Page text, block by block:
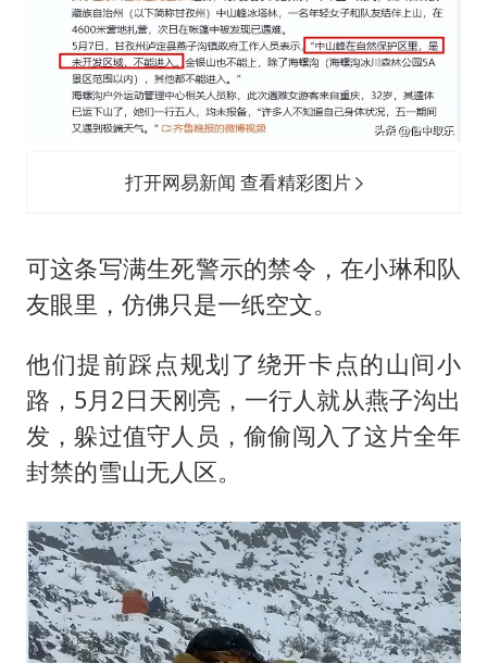
打开网易新闻 查看精彩图片
可这条写满生死警示的禁令，在小琳和队
友眼里，仿佛只是一纸空文。
他们提前踩点规划了绕开卡点的山间小
路，5月2日天刚亮，一行人就从燕子沟出
发，躲过值守人员，偷偷闯入了这片全年
封禁的雪山无人区。